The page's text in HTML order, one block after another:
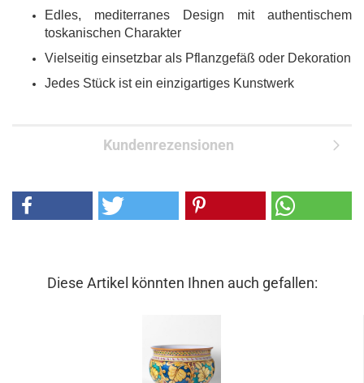
Edles, mediterranes Design mit authentischem
toskanischen Charakter
Vielseitig einsetzbar als Pflanzgefäß oder Dekoration
Jedes Stück ist ein einzigartiges Kunstwerk
Kundenrezensionen
Diese Artikel könnten Ihnen auch gefallen: